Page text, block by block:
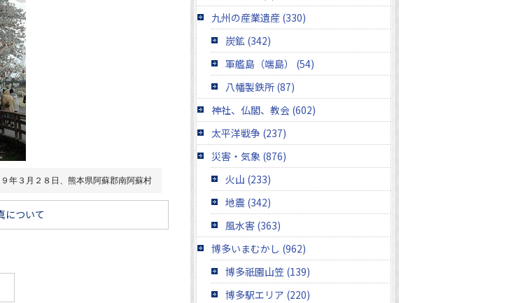
年３月２８日、熊本県阿蘇郡南阿蘇村
について
九州の産業遺産 (330)
炭鉱 (342)
軍艦島（端島） (54)
八幡製鉄所 (87)
神社、仏閣、教会 (602)
太平洋戦争 (237)
災害・気象 (876)
火山 (233)
地震 (342)
風水害 (363)
博多いまむかし (962)
博多祇園山笠 (139)
博多駅エリア (220)